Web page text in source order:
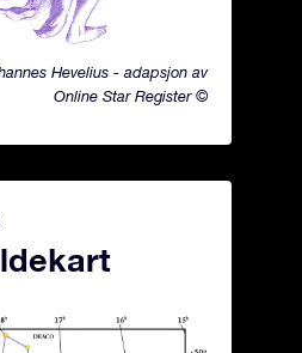
Hevelius - adapsjon av
Online Star Register ©